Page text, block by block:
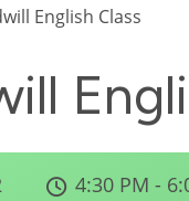
English Class
4:30 PM -